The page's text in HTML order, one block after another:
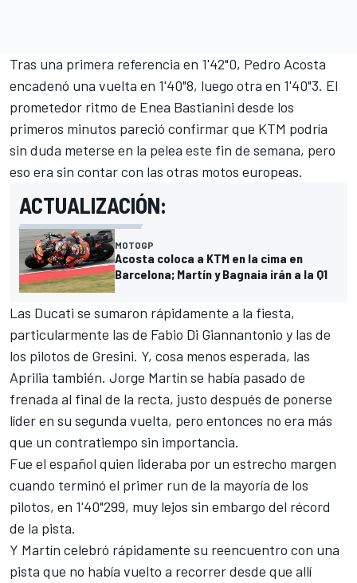
Tras una primera referencia en 1'42"0, Pedro Acosta
encadenó una vuelta en 1'40"8, luego otra en 1'40"3. El
prometedor ritmo de Enea Bastianini desde los
primeros minutos pareció confirmar que KTM podría
sin duda meterse en la pelea este fin de semana, pero
eso era sin contar con las otras motos europeas.
ACTUALIZACIÓN:
MOTOGP
Acosta coloca a KTM en la cima en
Barcelona; Martín y Bagnaia irán a la Q1
Las Ducati se sumaron rápidamente a la fiesta,
particularmente las de Fabio Di Giannantonio y las de
los pilotos de Gresini. Y, cosa menos esperada, las
Aprilia también. Jorge Martín se había pasado de
frenada al final de la recta, justo después de ponerse
líder en su segunda vuelta, pero entonces no era más
que un contratiempo sin importancia.
Fue el español quien lideraba por un estrecho margen
cuando terminó el primer run de la mayoría de los
pilotos, en 1'40"299, muy lejos sin embargo del récord
de la pista.
Y Martín celebró rápidamente su reencuentro con una
pista que no había vuelto a recorrer desde que allí